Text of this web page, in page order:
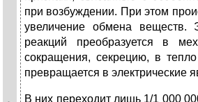
при возбуждении. При этом
увеличение обмена веществ.
реакций преобразуется в
сокращения, секрецию, в
превращается в электрические
В них переходит лишь 1/1 000